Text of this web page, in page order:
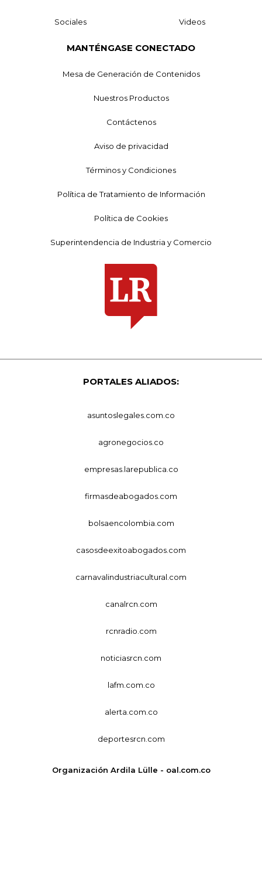
Sociales Videos
MANTÉNGASE CONECTADO
Mesa de Generación de Contenidos
Nuestros Productos
Contáctenos
Aviso de privacidad
Términos y Condiciones
Política de Tratamiento de Información
Política de Cookies
Superintendencia de Industria y Comercio
PORTALES ALIADOS:
asuntoslegales.com.co
agronegocios.co
empresas.larepublica.co
firmasdeabogados.com
bolsaencolombia.com
casosdeexitoabogados.com
carnavalindustriacultural.com
canalrcn.com
rcnradio.com
noticiasrcn.com
lafm.com.co
alerta.com.co
deportesrcn.com
Organización Ardila Lülle - oal.com.co